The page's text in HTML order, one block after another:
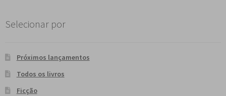
Selecionar por
Próximos lançamentos
Todos os livros
Ficção